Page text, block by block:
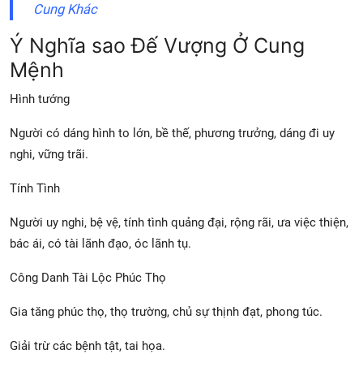
Cung Khác
Ý Nghĩa sao Đế Vượng Ở Cung
Mệnh
Hình tướng
Người có dáng hình to lớn, bề thế, phương trưởng, dáng đi uy
nghi, vững trãi.
Tính Tình
Người uy nghi, bệ vệ, tính tình quảng đại, rộng rãi, ưa việc thiện,
bác ái, có tài lãnh đạo, óc lãnh tụ.
Công Danh Tài Lộc Phúc Thọ
Gia tăng phúc thọ, thọ trường, chủ sự thịnh đạt, phong túc.
Giải trừ các bệnh tật, tai họa.